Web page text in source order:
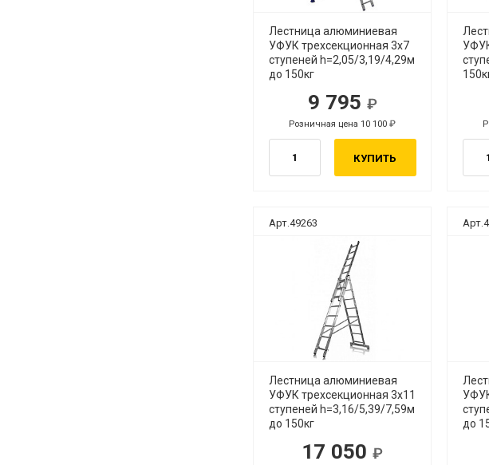
Лестница алюминиевая
УФУК трехсекционная 3х7
ступеней h=2,05/3,19/4,29м
до 150кг
9 795
Розничная цена 10 100
КУПИТЬ
руб.
руб.
Арт.49263
Лестница алюминиевая
УФУК трехсекционная 3х11
ступеней h=3,16/5,39/7,59м
до 150кг
17 050
до
руб.